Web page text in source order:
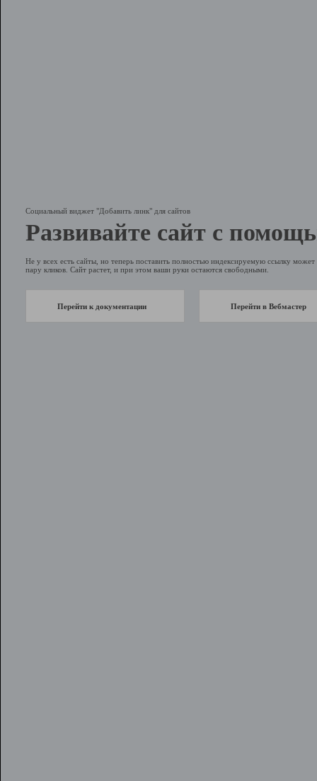
Социальный виджет "Добавить линк" для сайтов
Развивайте сайт с
Не у всех есть сайты, но теперь поставить полностью индексируемую ссылку
пару кликов. Сайт растет, и при этом ваши руки остаются свободными.
Перейти к документации Перейти в Вебмастер